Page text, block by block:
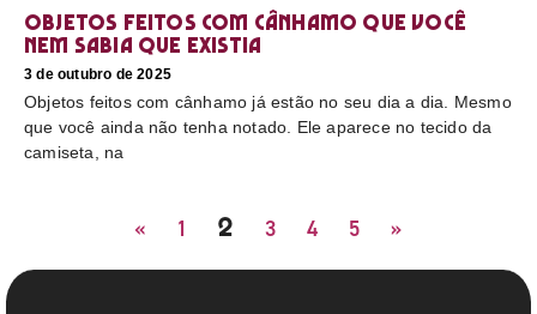
Objetos feitos com cânhamo que você
nem sabia que existia
3 de outubro de 2025
Objetos feitos com cânhamo já estão no seu dia a dia. Mesmo
que você ainda não tenha notado. Ele aparece no tecido da
camiseta, na
« 1 2 3 4 5 »